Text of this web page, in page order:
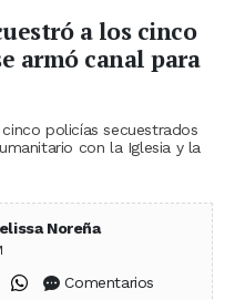
a los cinco
armó canal para
policías secuestrados
con la Iglesia y la
Noreña
en Facebook
en X (Twitter)
Compartir en WhatsApp
Comentarios